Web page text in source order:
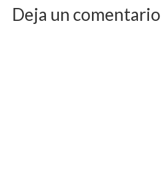
Deja un comentario